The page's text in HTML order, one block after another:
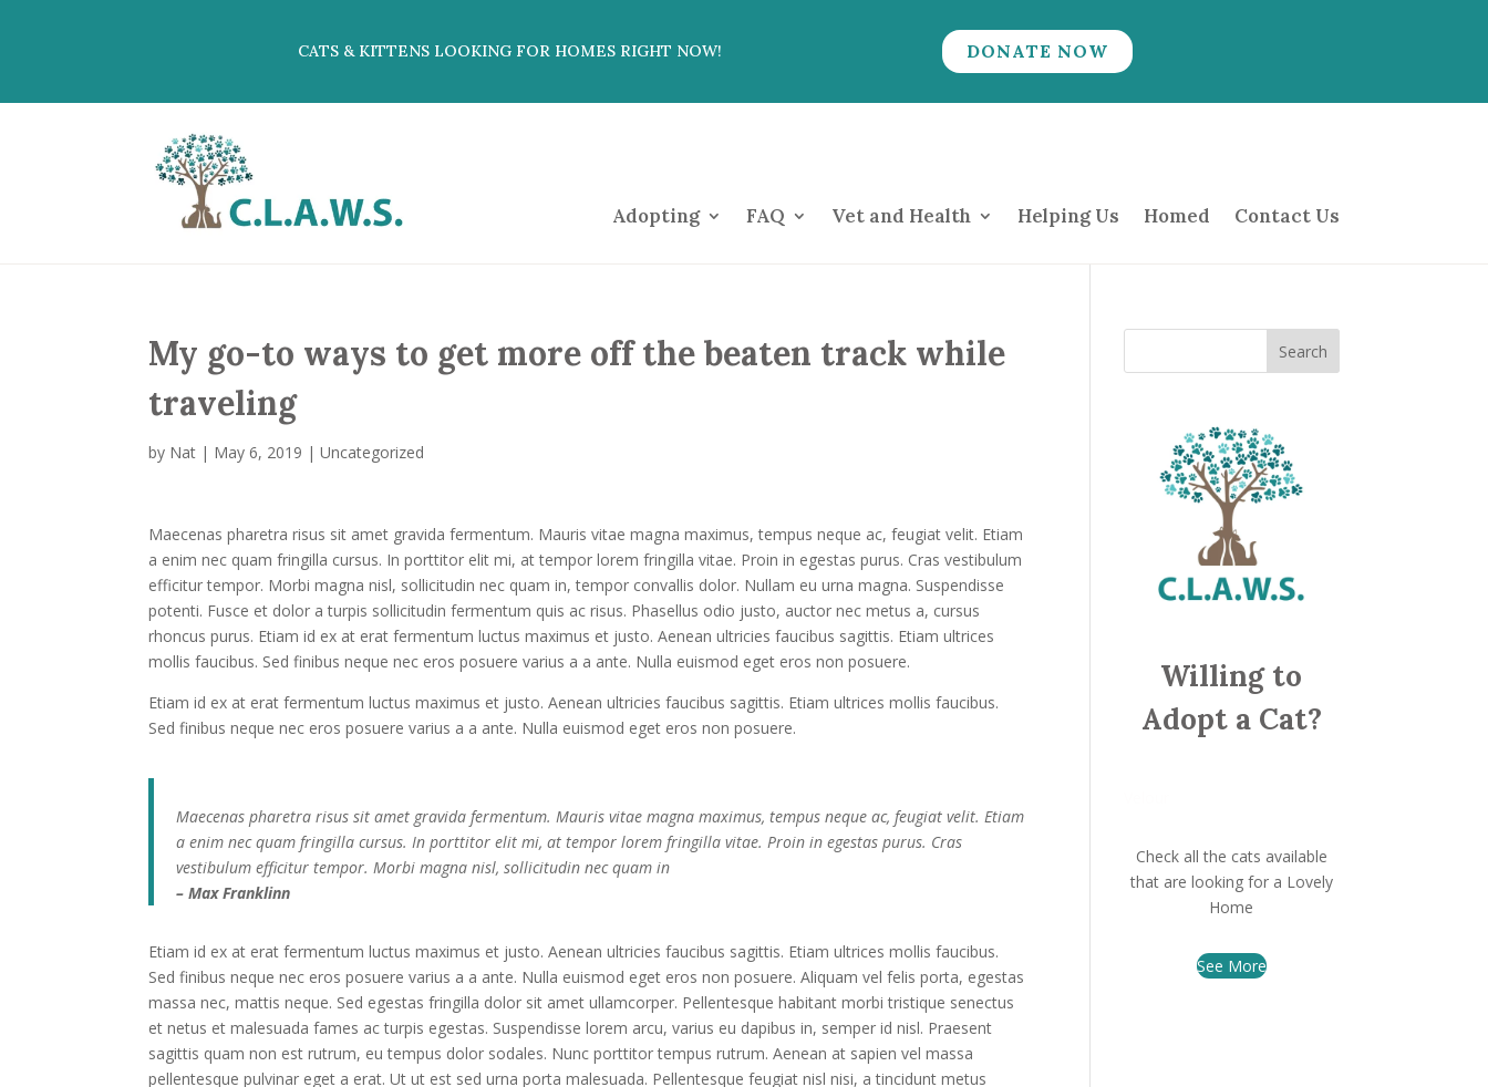
CATS & KITTENS LOOKING FOR HOMES RIGHT NOW! DONATE NOW
Adopting FAQ Vet and Health Helping Us Homed Contact Us
My go-to ways to get more off the beaten track while
traveling
by Nat | May 6, 2019 |Uncategorized
Maecenas pharetra risus sit amet gravida fermentum. Mauris vitae magna maximus, tempus neque ac, feugiat velit. Etiam
a enim nec quam fringilla cursus. In porttitor elit mi, at tempor lorem fringilla vitae. Proin in egestas purus. Cras vestibulum
efficitur tempor. Morbi magna nisl, sollicitudin nec quam in, tempor convallis dolor. Nullam eu urna magna. Suspendisse
potenti. Fusce et dolor a turpis sollicitudin fermentum quis ac risus. Phasellus odio justo, auctor nec metus a, cursus
rhoncus purus. Etiam id ex at erat fermentum luctus maximus et justo. Aenean ultricies faucibus sagittis. Etiam ultrices
mollis faucibus. Sed finibus neque nec eros posuere varius a a ante. Nulla euismod eget eros non posuere.
Etiam id ex at erat fermentum luctus maximus et justo. Aenean ultricies faucibus sagittis. Etiam ultrices mollis faucibus.
Sed finibus neque nec eros posuere varius a a ante. Nulla euismod eget eros non posuere.
Maecenas pharetra risus sit amet gravida fermentum. Mauris vitae magna maximus, tempus neque ac, feugiat velit. Etiam
a enim nec quam fringilla cursus. In porttitor elit mi, at tempor lorem fringilla vitae. Proin in egestas purus. Cras
vestibulum efficitur tempor. Morbi magna nisl, sollicitudin nec quam in
– Max Franklinn
Etiam id ex at erat fermentum luctus maximus et justo. Aenean ultricies faucibus sagittis. Etiam ultrices mollis faucibus.
Sed finibus neque nec eros posuere varius a a ante. Nulla euismod eget eros non posuere. Aliquam vel felis porta, egestas
massa nec, mattis neque. Sed egestas fringilla dolor sit amet ullamcorper. Pellentesque habitant morbi tristique senectus
et netus et malesuada fames ac turpis egestas. Suspendisse lorem arcu, varius eu dapibus in, semper id nisl. Praesent
sagittis quam non est rutrum, eu tempus dolor sodales. Nunc porttitor tempus rutrum. Aenean at sapien vel massa
pellentesque pulvinar eget a erat. Ut ut est sed urna porta malesuada. Pellentesque feugiat nisl nisi, a tincidunt metus
Search
Willing to
Adopt a Cat?
Check all the cats available
that are looking for a Lovely
Home
See More